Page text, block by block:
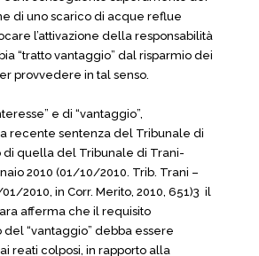
di uno scarico di acque reflue
l’attivazione della responsabilità
“tratto vantaggio” dal risparmio dei
provvedere in tal senso.
e di “vantaggio”,
recente sentenza del Tribunale di
di quella del Tribunale di Trani-
2010 (01/10/2010. Trib. Trani –
2010, in Corr. Merito, 2010, 651)3 il
afferma che il requisito
del “vantaggio” debba essere
reati colposi, in rapporto alla